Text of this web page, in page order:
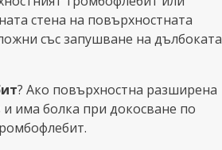
стена на повърхностната
със запушване на дълбоката
? Ако повърхностна разширена
има болка при докосване по